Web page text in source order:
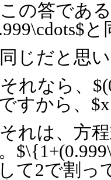
の答であ
じだと思
れなら、
すから、
れは、方
て2で割っ